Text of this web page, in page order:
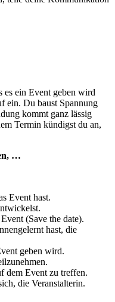
es ein Event geben wird
ein. Du baust Spannung
kommt ganz lässig
Termin kündigst du an,
…
Event hast.
(Save the date).
hast, die
geben wird.
dem Event zu treffen.
die Veranstalterin.